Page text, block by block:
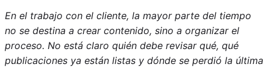
En el trabajo con el cliente, la mayor parte del tiempo
no se destina a crear contenido, sino a organizar el
proceso. No está claro quién debe revisar qué, qué
publicaciones ya están listas y dónde se perdió la última